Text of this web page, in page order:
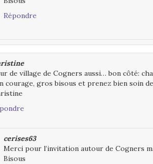
Répondre
de village de Cogners aussi… bon côté:
courage, gros bisous et prenez bien soin
cerises63
Merci pour l’invitation autour de Cogners
Bisous